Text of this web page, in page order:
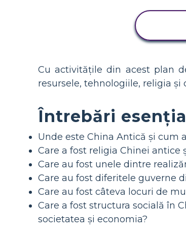
Cu activitățile din acest plan
resursele, tehnologiile, religia
Întrebări
Unde este China Antică și cum
Care a fost religia Chinei antice
Care au fost unele dintre
Care au fost diferitele guverne
Care au fost câteva locuri de
Care a fost structura socială în
societatea și economia?